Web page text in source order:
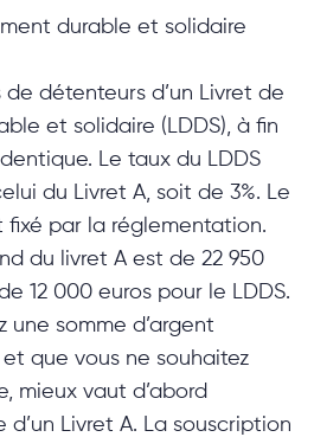
durable et solidaire
de détenteurs d’un Livret de
et solidaire (LDDS), à fin
Le taux du LDDS
du Livret A, soit de 3%. Le
fixé par la réglementation.
du livret A est de 22 950
12 000 euros pour le LDDS.
une somme d’argent
que vous ne souhaitez
mieux vaut d’abord
d’un Livret A. La souscription